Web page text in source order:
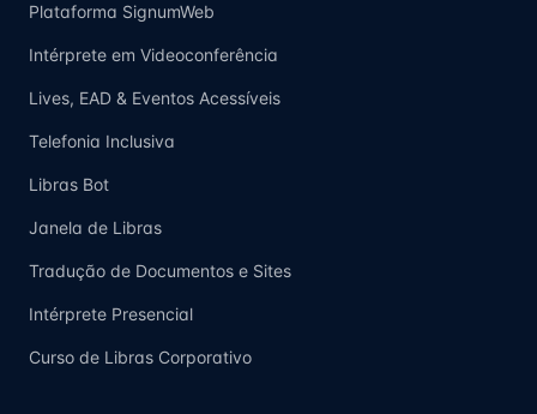
Plataforma SignumWeb
Intérprete em Videoconferência
Lives, EAD & Eventos Acessíveis
Telefonia Inclusiva
Libras Bot
Janela de Libras
Tradução de Documentos e Sites
Intérprete Presencial
Curso de Libras Corporativo